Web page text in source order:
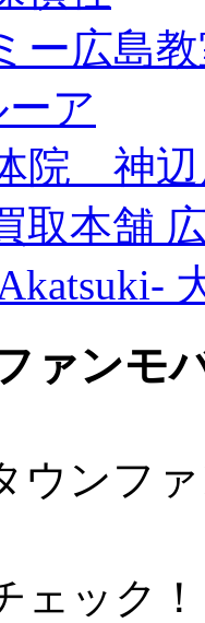
ー広島
ア
院 神辺
取本舗
ァンモ
ウンフ
ェック！